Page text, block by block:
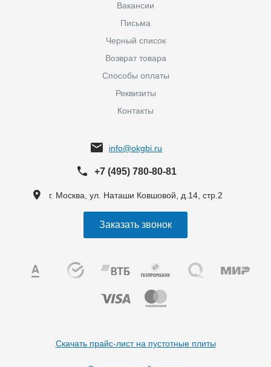
Вакансии
Письма
Черный список
Возврат товара
Способы оплаты
Реквизиты
Контакты
info@okgbi.ru
+7 (495) 780-80-81
г. Москва, ул. Наташи Ковшовой, д.14, стр.2
Заказать звонок
Скачать прайс-лист на пустотные плиты